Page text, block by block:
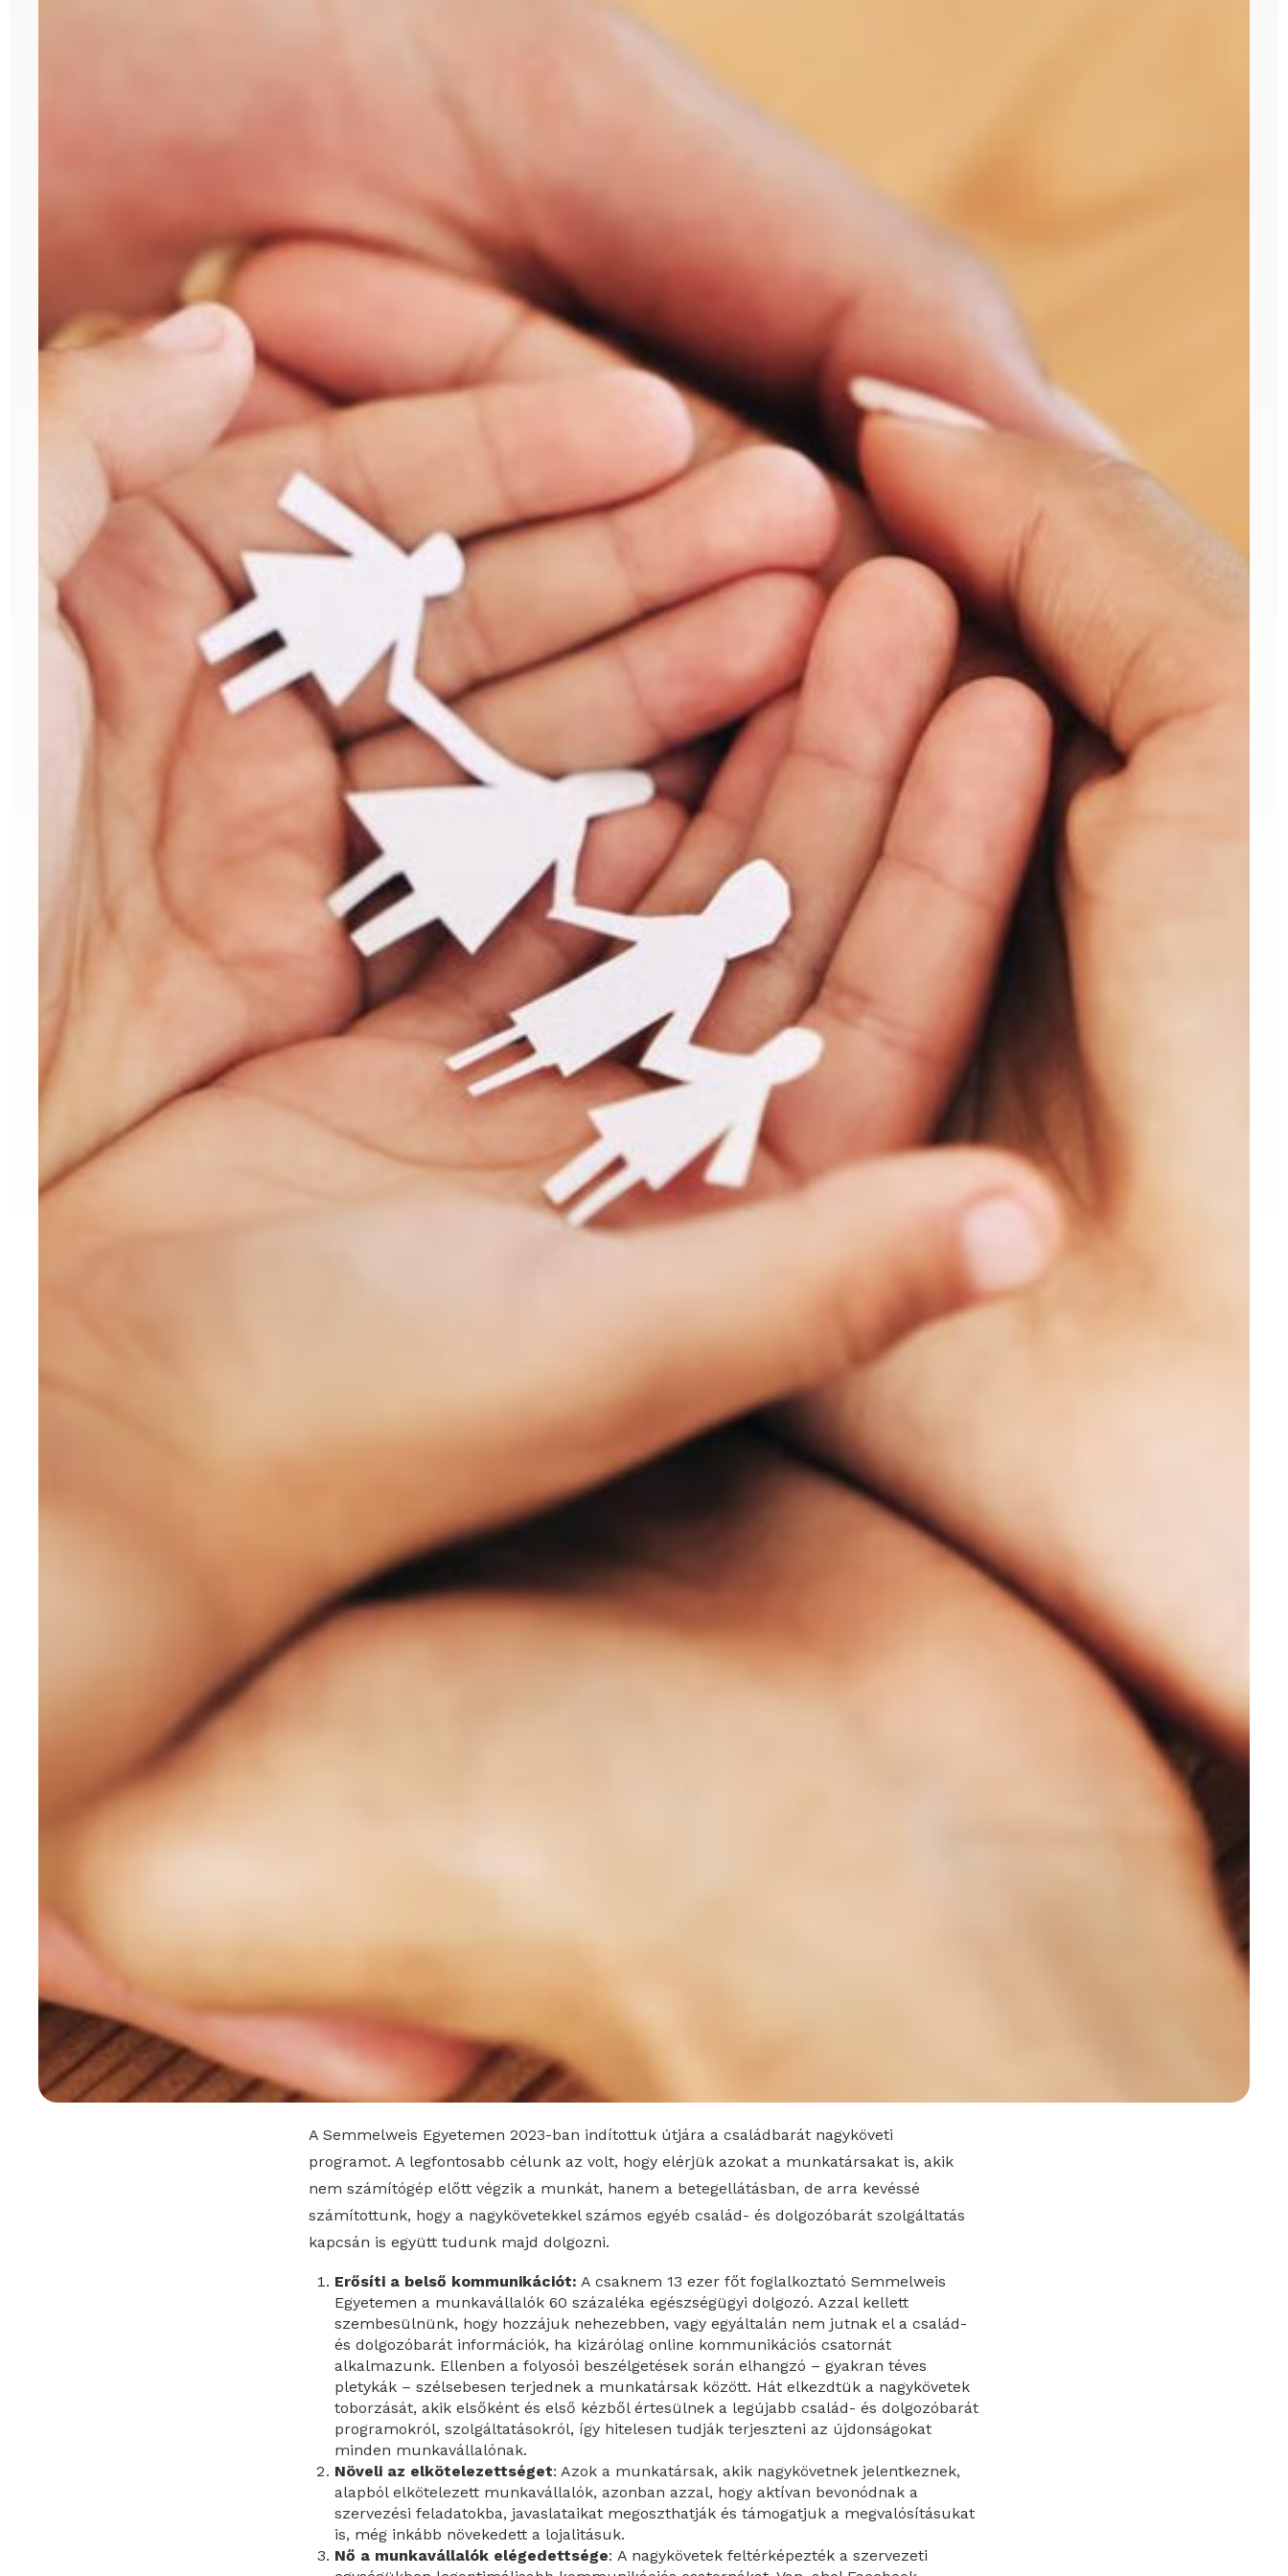
A Semmelweis Egyetemen 2023-ban indítottuk útjára a családbarát nagyköveti
programot. A legfontosabb célunk az volt, hogy elérjük azokat a munkatársakat is, akik
nem számítógép előtt végzik a munkát, hanem a betegellátásban, de arra kevéssé
számítottunk, hogy a nagykövetekkel számos egyéb család- és dolgozóbarát szolgáltatás
kapcsán is együtt tudunk majd dolgozni.
Erősíti a belső kommunikációt: A csaknem 13 ezer főt foglalkoztató Semmelweis
Egyetemen a munkavállalók 60 százaléka egészségügyi dolgozó. Azzal kellett
szembesülnünk, hogy hozzájuk nehezebben, vagy egyáltalán nem jutnak el a család-
és dolgozóbarát információk, ha kizárólag online kommunikációs csatornát
alkalmazunk. Ellenben a folyosói beszélgetések során elhangzó – gyakran téves
pletykák – szélsebesen terjednek a munkatársak között. Hát elkezdtük a nagykövetek
toborzását, akik elsőként és első kézből értesülnek a legújabb család- és dolgozóbarát
programokról, szolgáltatásokról, így hitelesen tudják terjeszteni az újdonságokat
minden munkavállalónak.
Növeli az elkötelezettséget: Azok a munkatársak, akik nagykövetnek jelentkeznek,
alapból elkötelezett munkavállalók, azonban azzal, hogy aktívan bevonódnak a
szervezési feladatokba, javaslataikat megoszthatják és támogatjuk a megvalósításukat
is, még inkább növekedett a lojalitásuk.
Nő a munkavállalók elégedettsége: A nagykövetek feltérképezték a szervezeti